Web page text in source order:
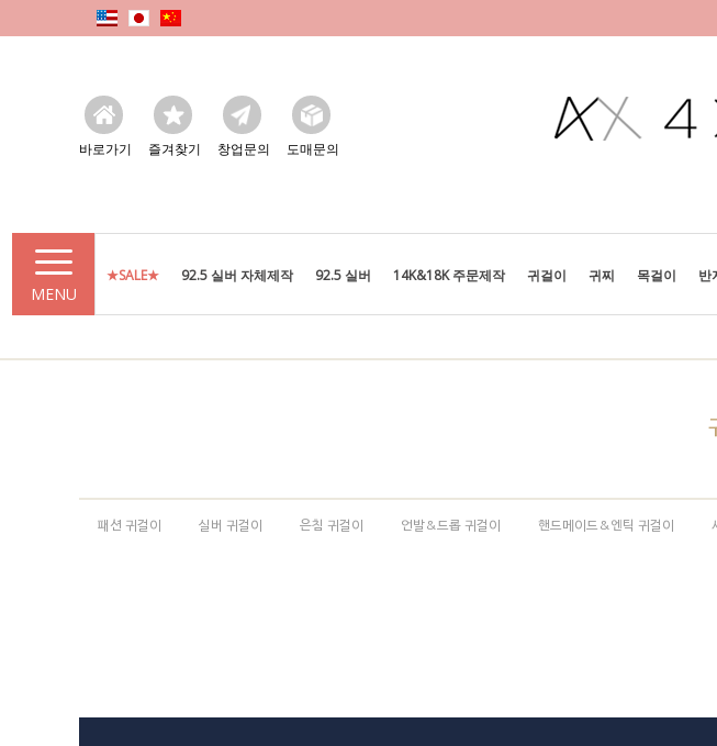
바로가기 즐겨찾기 창업문의 도매문의
MENU
★SALE★ 92.5 실버 자체제작 92.5 실버 14K&18K 주문제작 귀걸이 귀찌 목걸이 반
패션 귀걸이 실버 귀걸이 은침 귀걸이 언발&드롭 귀걸이 핸드메이드&엔틱 귀걸이